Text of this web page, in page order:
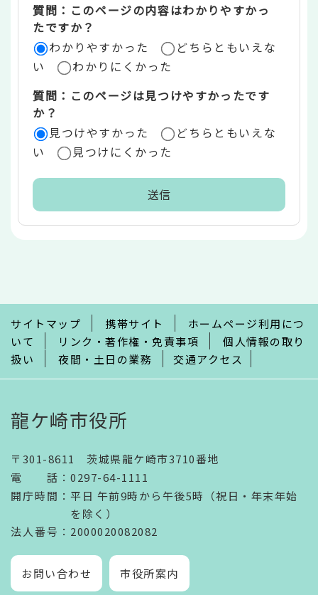
リ
ア
質問：このページの内容はわかりやすかっ
たですか？
わかりやすかった
どちらともいえな
い
わかりにくかった
質問：このページは見つけやすかったです
か？
見つけやすかった
どちらともいえな
い
見つけにくかった
で
サイトマップ 携帯サイト
ホームページ利用につ
いて
リンク・著作権・免責事項
個人情報の取り
扱い
夜間・土日の業務 交通アクセス
龍ケ崎市役所
〒301-8611 茨城県龍ケ崎市3710番地
電話 ： 0297-64-1111
開庁時間 ： 平日 午前9時から午後5時（祝日・年末年始
を除く）
法人番号 ：2000020082082
お問い合わせ 市役所案内